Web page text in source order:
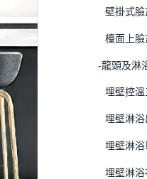
壁掛式臉
檯面上臉
-龍頭及淋
埋壁控溫
埋壁淋
埋壁淋浴
埋壁淋